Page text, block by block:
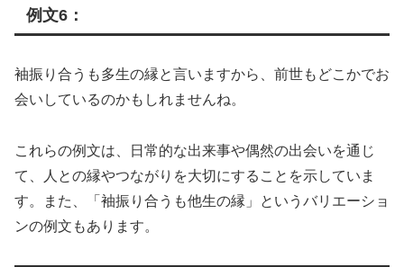
例文6：
袖振り合うも多生の縁と言いますから、前世もどこかでお
会いしているのかもしれませんね。
これらの例文は、日常的な出来事や偶然の出会いを通じ
て、人との縁やつながりを大切にすることを示していま
す。また、「袖振り合うも他生の縁」というバリエーショ
ンの例文もあります。